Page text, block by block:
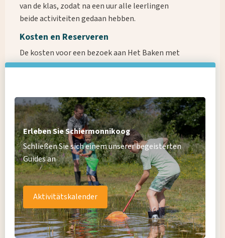
van de klas, zodat na een uur alle leerlingen
beide activiteiten gedaan hebben.
Kosten en Reserveren
De kosten voor een bezoek aan Het Baken met
speurtocht en trekvogelspel bedragen € 40,- per klas.
ook telefonisch bereiken op 0519-531233. Onze
voorkeur gaat uit naar email.
Erleben Sie Schiermonnikoog
Schließen Sie sich einem unserer begeisterten
Guides an
Aktivitätskalender